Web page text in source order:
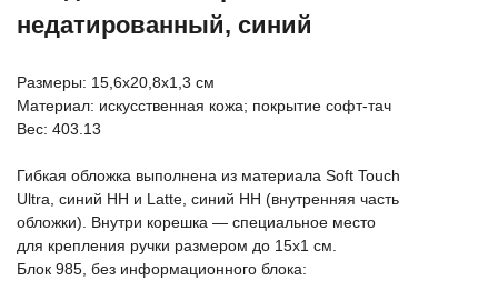
недатированный, синий
Размеры: 15,6х20,8х1,3 см
Материал: искусственная кожа; покрытие софт-тач
Вес: 403.13
Гибкая обложка выполнена из материала Soft Touch
Ultra, синий НН и Latte, синий НН (внутренняя часть
обложки). Внутри корешка — специальное место
для крепления ручки размером до 15х1 см.
Блок 985, без информационного блока: